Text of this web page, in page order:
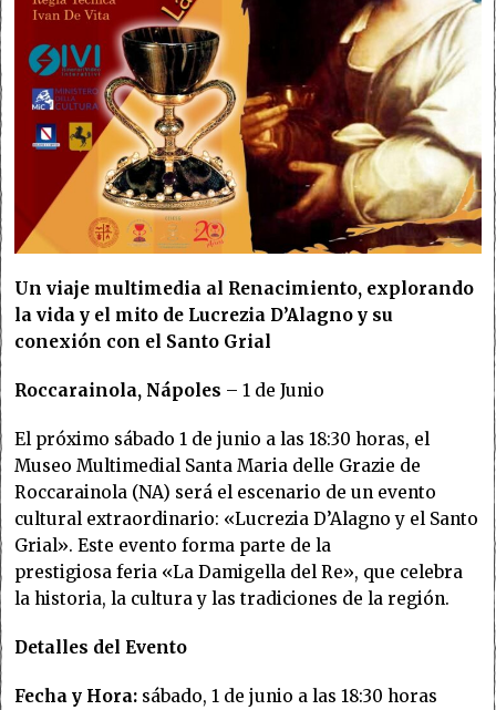
Un viaje multimedia al Renacimiento, explorando
la vida y el mito de Lucrezia D’Alagno y su
conexión con el Santo Grial
Roccarainola, Nápoles – 1 de Junio
El próximo sábado 1 de junio a las 18:30 horas, el
Museo Multimedial Santa Maria delle Grazie de
Roccarainola (NA) será el escenario de un evento
cultural extraordinario: «Lucrezia D’Alagno y el Santo
Grial». Este evento forma parte de la
prestigiosa feria «La Damigella del Re», que celebra
la historia, la cultura y las tradiciones de la región.
Detalles del Evento
Fecha y Hora: sábado, 1 de junio a las 18:30 horas